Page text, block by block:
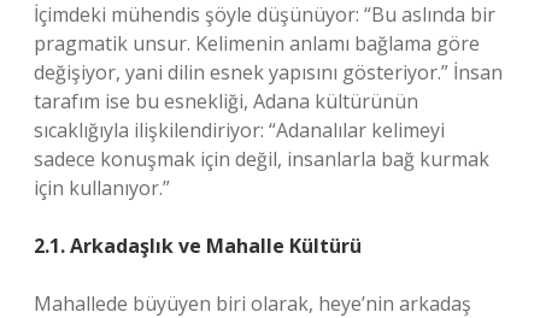
İçimdeki mühendis şöyle düşünüyor: “Bu aslında bir
pragmatik unsur. Kelimenin anlamı bağlama göre
değişiyor, yani dilin esnek yapısını gösteriyor.” İnsan
tarafım ise bu esnekliği, Adana kültürünün
sıcaklığıyla ilişkilendiriyor: “Adanalılar kelimeyi
sadece konuşmak için değil, insanlarla bağ kurmak
için kullanıyor.”
2.1. Arkadaşlık ve Mahalle Kültürü
Mahallede büyüyen biri olarak, heye’nin arkadaş